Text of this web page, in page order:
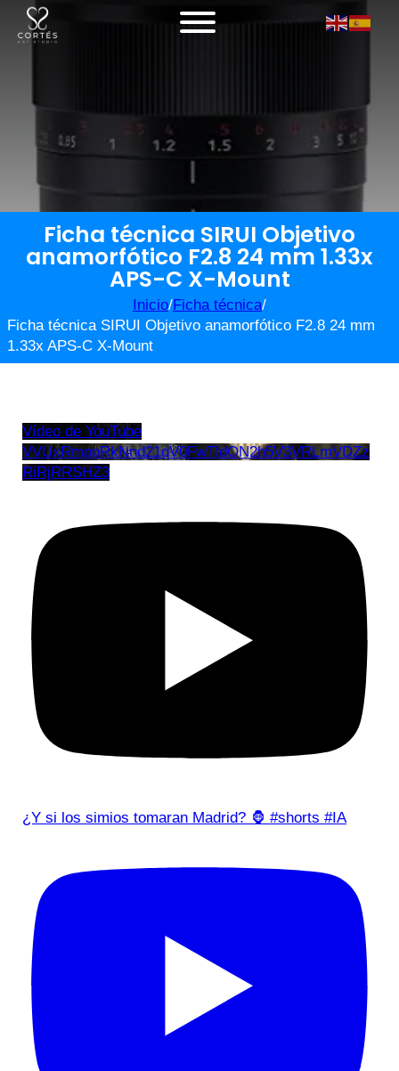
Ficha técnica SIRUI Objetivo
anamorfótico F2.8 24 mm 1.33x
APS-C X-Mount
Inicio/Ficha técnica/
Ficha técnica SIRUI Objetivo anamorfótico F2.8 24 mm
1.33x APS-C X-Mount
Vídeo de YouTube
VVUxRmppRkNnd21qV0FwTldON2h5V3VRLmVDZz
RiRjRRSHZ3
¿Y si los simios tomaran Madrid? 🦍 #shorts #IA